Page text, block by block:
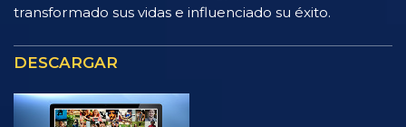
transformado sus vidas e influenciado su éxito.
DESCARGAR